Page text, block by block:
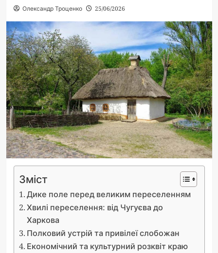
Олександр Троценко 25/06/2026
Зміст
Дике поле перед великим переселенням
Хвилі переселення: від Чугуєва до
Харкова
Полковий устрій та привілеї слобожан
Економічний та культурний розквіт краю